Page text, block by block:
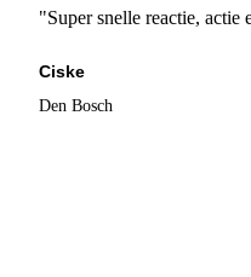
"Super snelle reactie, actie
Ciske
Den Bosch